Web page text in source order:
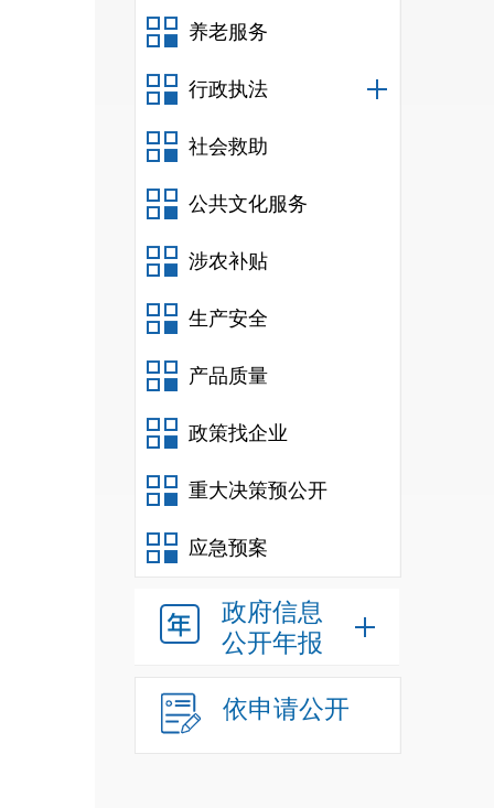
养老服务
行政执法
社会救助
公共文化服务
涉农补贴
生产安全
产品质量
政策找企业
重大决策预公开
应急预案
政府信息
公开年报
依申请公开